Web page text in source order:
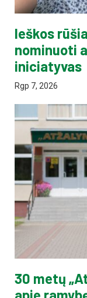
Ieškos
nominuoti
iniciatyvas
Rgp 7, 2026
30 metų
apie